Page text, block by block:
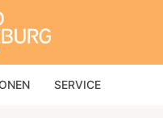
SERVICE